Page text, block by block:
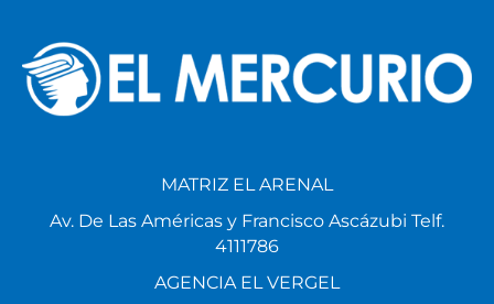
MATRIZ EL ARENAL
Av. De Las Américas y Francisco Ascázubi Telf.
4111786
AGENCIA EL VERGEL